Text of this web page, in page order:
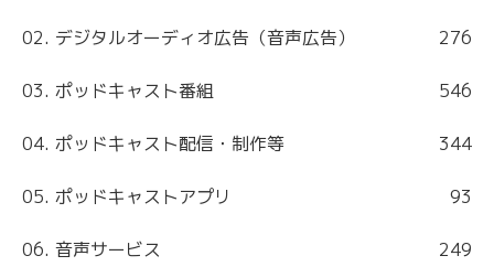
02. デジタルオーディオ広告（音声広告） 276
03. ポッドキャスト番組 546
04. ポッドキャスト配信・制作等 344
05. ポッドキャストアプリ 93
06. 音声サービス 249